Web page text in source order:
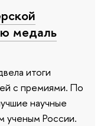
медаль
итоги
с премиями. По
научные
ученым России.